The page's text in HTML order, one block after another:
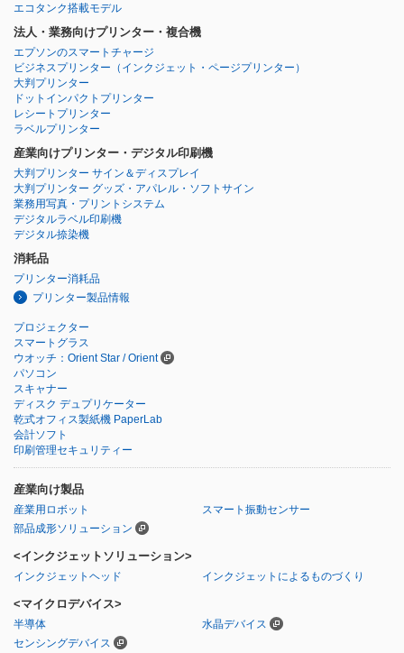
エコタンク搭載モデル
法人・業務向けプリンター・複合機
エプソンのスマートチャージ
ビジネスプリンター （インクジェット・ページプリンター）
大判プリンター
ドットインパクトプリンター
レシートプリンター
ラベルプリンター
産業向けプリンター・デジタル印刷機
大判プリンター サイン＆ディスプレイ
大判プリンター グッズ・アパレル・ソフトサイン
業務用写真・プリントシステム
デジタルラベル印刷機
デジタル捺染機
消耗品
プリンター消耗品
プリンター製品情報
プロジェクター
スマートグラス
ウオッチ：Orient Star / Orient
パソコン
スキャナー
ディスク デュプリケーター
乾式オフィス製紙機 PaperLab
会計ソフト
印刷管理セキュリティー
産業向け製品
産業用ロボット
スマート振動センサー
部品成形ソリューション
<インクジェットソリューション>
インクジェットヘッド インクジェットによるものづくり
<マイクロデバイス>
半導体
水晶デバイス
センシングデバイス